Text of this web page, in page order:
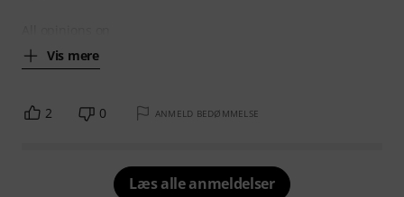
Vis mere
2 0 ANMELD BEDØMMELSE
Læs alle anmeldelser